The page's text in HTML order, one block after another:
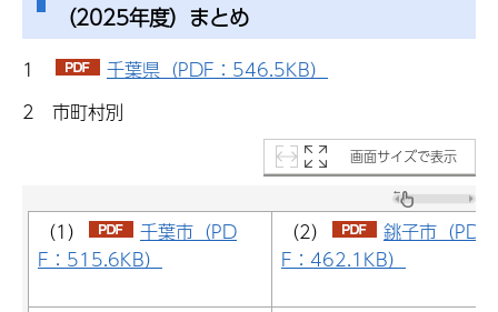
（2025年度）まとめ
1
千葉県（PDF：546.5KB）
2 市町村別
画面サイズで表示
（1）
千葉市（PD
F：515.6KB）
（2）
銚子市（PD
F：462.1KB）